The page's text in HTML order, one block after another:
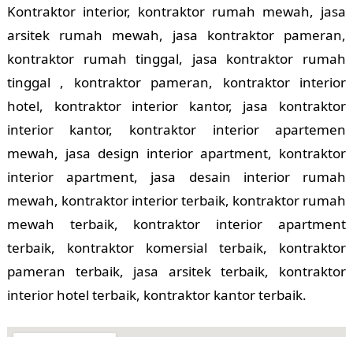
Kontraktor interior, kontraktor rumah mewah, jasa
arsitek rumah mewah, jasa kontraktor pameran,
kontraktor rumah tinggal, jasa kontraktor rumah
tinggal , kontraktor pameran, kontraktor interior
hotel, kontraktor interior kantor, jasa kontraktor
interior kantor, kontraktor interior apartemen
mewah, jasa design interior apartment, kontraktor
interior apartment, jasa desain interior rumah
mewah, kontraktor interior terbaik, kontraktor rumah
mewah terbaik, kontraktor interior apartment
terbaik, kontraktor komersial terbaik, kontraktor
pameran terbaik, jasa arsitek terbaik, kontraktor
interior hotel terbaik, kontraktor kantor terbaik.